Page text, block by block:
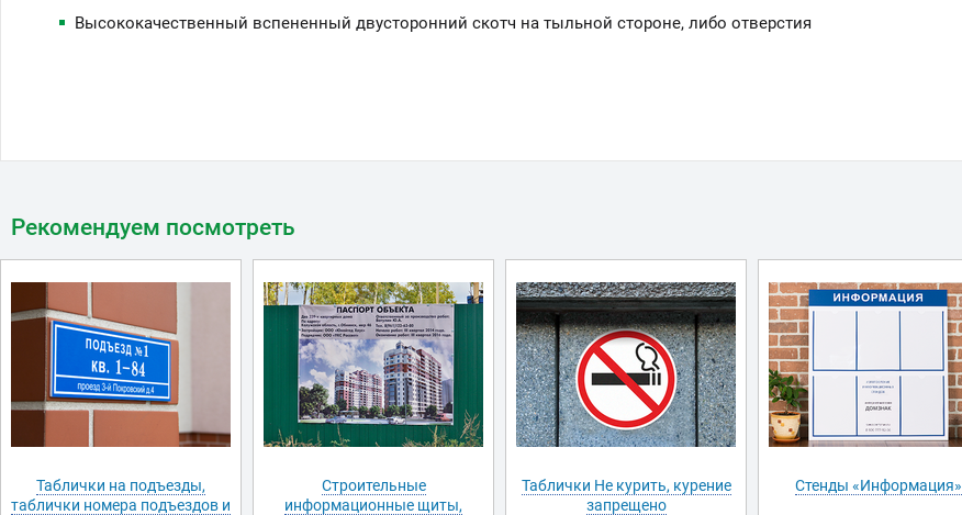
Высококачественный вспененный двусторонний скотч на тыльной стороне, либо отверстия
Рекомендуем посмотреть
Таблички на подъезды,
таблички номера подъездов и
Строительные
информационные щиты,
Таблички Не курить, курение
запрещено
Стенды «Информация»